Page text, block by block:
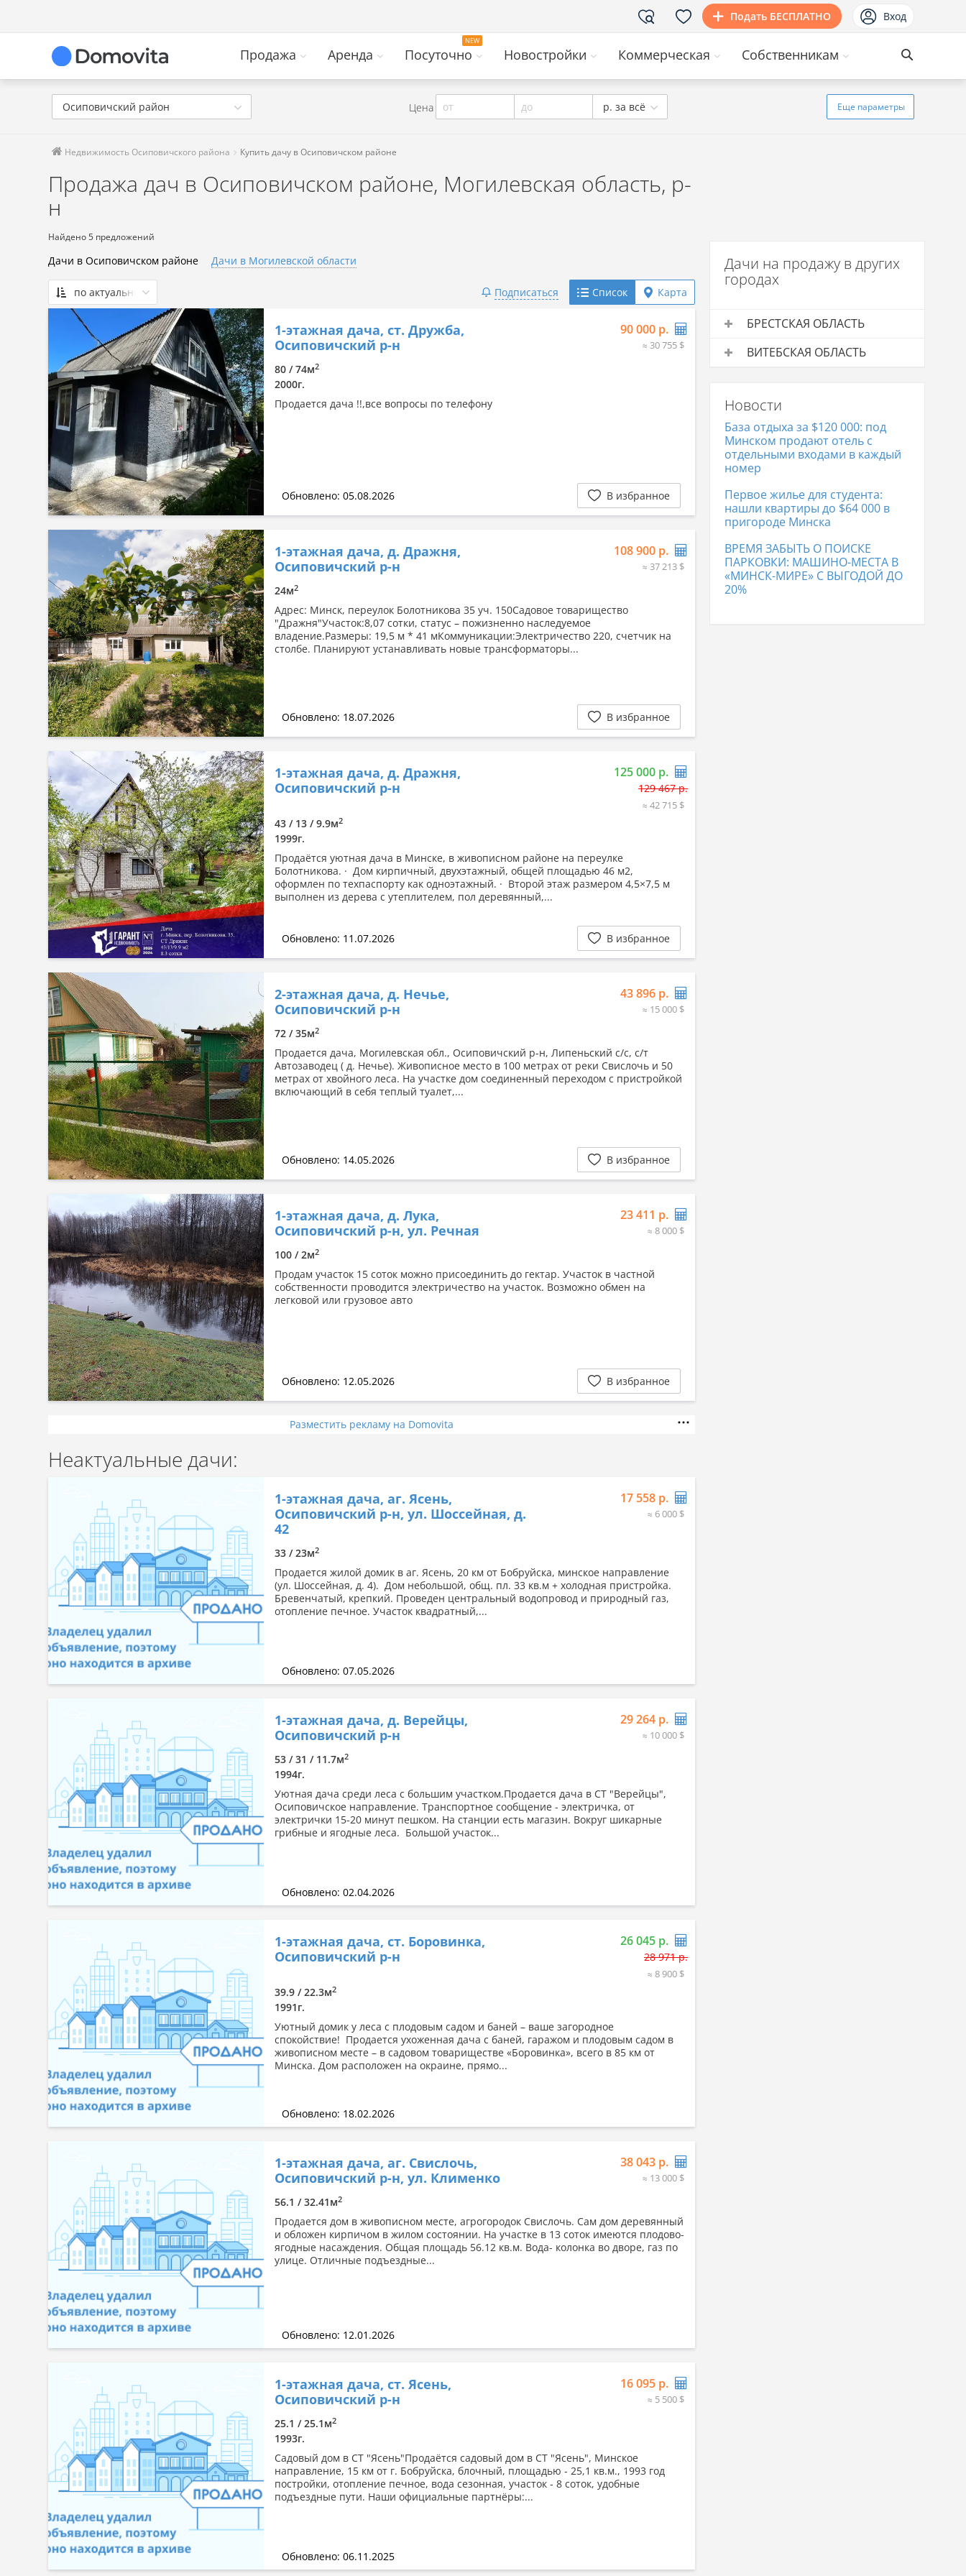
Подать БЕСПЛАТНО Вход
Продажа Аренда Посуточно Новостройки Коммерческая Собственникам
Осиповичский район Цена от до р. за всё Еще параметры
Недвижимость Осиповичского района Купить дачу в Осиповичском районе
Продажа дач в Осиповичском районе, Могилевская область, р-
н
Найдено 5 предложений
Дачи в Осиповичском районе Дачи в Могилевской области
по актуальности
По актуальности
Сначала дешевые
Сначала дорогие
По комнатности: большая →
малая
По комнатности: малая →
большая
По площади: большая → малая
По площади: малая → большая
Подписаться Список Карта
1-этажная дача, ст. Дружба,
Осиповичский р-н
90 000 р.
≈ 30 755 $
80 / 74м2
2000г.
Продается дача !!,все вопросы по телефону
Обновлено: 05.08.2026 В избранное
1-этажная дача, д. Дражня,
Осиповичский р-н
108 900 р.
≈ 37 213 $
24м2
Адрес: Минск, переулок Болотникова 35 уч. 150Садовое товарищество
"Дражня"Участок:8,07 сотки, статус – пожизненно наследуемое
владение.Размеры: 19,5 м * 41 мКоммуникации:Электричество 220, счетчик на
столбе. Планируют устанавливать новые трансформаторы...
Обновлено: 18.07.2026 В избранное
1-этажная дача, д. Дражня,
Осиповичский р-н
125 000 р.
129 467 р.
≈ 42 715 $
43 / 13 / 9.9м2
1999г.
Продаётся уютная дача в Минске, в живописном районе на переулке
Болотникова. · Дом кирпичный, двухэтажный, общей площадью 46 м2,
оформлен по техпаспорту как одноэтажный. · Второй этаж размером 4,5×7,5 м
выполнен из дерева с утеплителем, пол деревянный,...
Обновлено: 11.07.2026 В избранное
2-этажная дача, д. Нечье,
Осиповичский р-н
43 896 р.
≈ 15 000 $
72 / 35м2
Продается дача, Могилевская обл., Осиповичский р-н, Липеньский с/с, с/т
Автозаводец ( д. Нечье). Живописное место в 100 метрах от реки Свислочь и 50
метрах от хвойного леса. На участке дом соединенный переходом с пристройкой
включающий в себя теплый туалет,...
Обновлено: 14.05.2026 В избранное
1-этажная дача, д. Лука,
Осиповичский р-н, ул. Речная
23 411 р.
≈ 8 000 $
100 / 2м2
Продам участок 15 соток можно присоединить до гектар. Участок в частной
собственности проводится электричество на участок. Возможно обмен на
легковой или грузовое авто
Обновлено: 12.05.2026 В избранное
Разместить рекламу на Domovita
Неактуальные дачи:
1-этажная дача, аг. Ясень,
Осиповичский р-н, ул. Шоссейная, д.
42
17 558 р.
≈ 6 000 $
33 / 23м2
Продается жилой домик в аг. Ясень, 20 км от Бобруйска, минское направление
(ул. Шоссейная, д. 4). Дом небольшой, общ. пл. 33 кв.м + холодная пристройка.
Бревенчатый, крепкий. Проведен центральный водопровод и природный газ,
отопление печное. Участок квадратный,...
Обновлено: 07.05.2026
1-этажная дача, д. Верейцы,
Осиповичский р-н
29 264 р.
≈ 10 000 $
53 / 31 / 11.7м2
1994г.
Уютная дача среди леса с большим участком.Продается дача в СТ "Верейцы",
Осиповичское направление. Транспортное сообщение - электричка, от
электрички 15-20 минут пешком. На станции есть магазин. Вокруг шикарные
грибные и ягодные леса. Большой участок...
Обновлено: 02.04.2026
1-этажная дача, ст. Боровинка,
Осиповичский р-н
26 045 р.
28 971 р.
≈ 8 900 $
39.9 / 22.3м2
1991г.
Уютный домик у леса с плодовым садом и баней – ваше загородное
спокойствие! Продается ухоженная дача с баней, гаражом и плодовым садом в
живописном месте – в садовом товариществе «Боровинка», всего в 85 км от
Минска. Дом расположен на окраине, прямо...
Обновлено: 18.02.2026
1-этажная дача, аг. Свислочь,
Осиповичский р-н, ул. Клименко
38 043 р.
≈ 13 000 $
56.1 / 32.41м2
Продается дом в живописном месте, агрогородок Свислочь. Сам дом деревянный
и обложен кирпичом в жилом состоянии. На участке в 13 соток имеются плодово-
ягодные насаждения. Общая площадь 56.12 кв.м. Вода- колонка во дворе, газ по
улице. Отличные подъездные...
Обновлено: 12.01.2026
1-этажная дача, ст. Ясень,
Осиповичский р-н
16 095 р.
≈ 5 500 $
25.1 / 25.1м2
1993г.
Садовый дом в СТ "Ясень"Продаётся садовый дом в СТ "Ясень", Минское
направление, 15 км от г. Бобруйска, блочный, площадью - 25,1 кв.м., 1993 год
постройки, отопление печное, вода сезонная, участок - 8 соток, удобные
подъездные пути. Наши официальные партнёры:...
Обновлено: 06.11.2025
Дачи на продажу в других
городах
БРЕСТСКАЯ ОБЛАСТЬ
ВИТЕБСКАЯ ОБЛАСТЬ
Дачи в Витебске
Новости
База отдыха за $120 000: под
Минском продают отель с
отдельными входами в каждый
номер
Первое жилье для студента:
нашли квартиры до $64 000 в
пригороде Минска
ВРЕМЯ ЗАБЫТЬ О ПОИСКЕ
ПАРКОВКИ: МАШИНО-МЕСТА В
«МИНСК-МИРЕ» С ВЫГОДОЙ ДО
20%